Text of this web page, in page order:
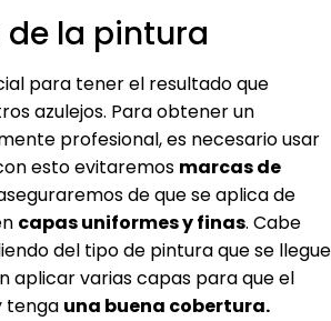
la pintura
para tener el resultado que
azulejos. Para obtener un
profesional, es necesario usar
esto evitaremos marcas de
de que se aplica de
capas uniformes y finas. Cabe
del tipo de pintura que se llegue
aplicar varias capas para que el
tenga una buena cobertura.